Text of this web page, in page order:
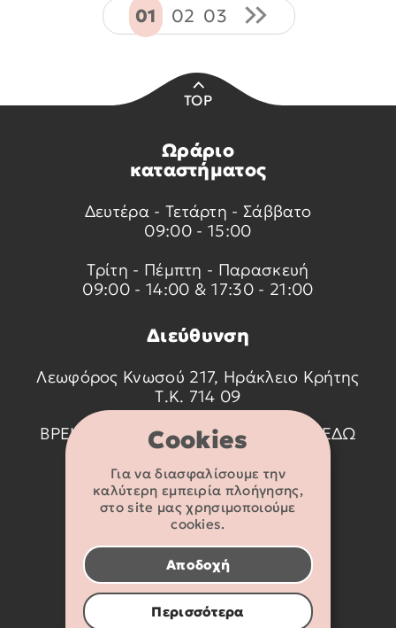
Cookies
Για να διασφαλίσουμε την
καλύτερη εμπειρία πλοήγησης,
στο site μας χρησιμοποιούμε
cookies.
Αποδοχή
Περισσότερα
01 02 03
TOP
Ωράριο
καταστήματος
Δευτέρα - Τετάρτη - Σάββατο
09:00 - 15:00
Τρίτη - Πέμπτη - Παρασκευή
09:00 - 14:00 & 17:30 - 21:00
Διεύθυνση
Λεωφόρος Κνωσού 217, Ηράκλειο Κρήτης
Τ.Κ. 714 09
ΒΡΕΙΤΕ ΜΑΣ ΣΤΟ ΧΑΡΤΗ ΠΑΤΩΝΤΑΣ
ΕΔΩ
Στοιχεία
επικοινωνίας
2810 233095
info@flexikids.gr